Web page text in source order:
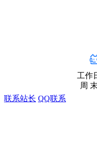
工作
周
联系站长 QQ联系